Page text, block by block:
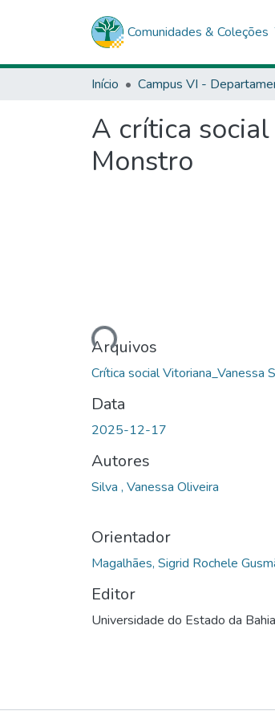
Comunidades & Coleções
Início
A crítica
Monstro
Carregando...
Arquivos
Crítica social Vitoriana_Vanessa
Data
2025-12-17
Autores
Silva , Vanessa Oliveira
Orientador
Magalhães, Sigrid Rochele
Editor
Universidade do Estado da Bahia